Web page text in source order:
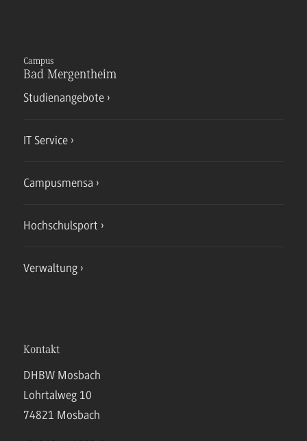
Campus
Bad Mergentheim
Studienangebote
IT Service
Campusmensa
Hochschulsport
Verwaltung
Kontakt
DHBW Mosbach
Lohrtalweg 10
74821 Mosbach